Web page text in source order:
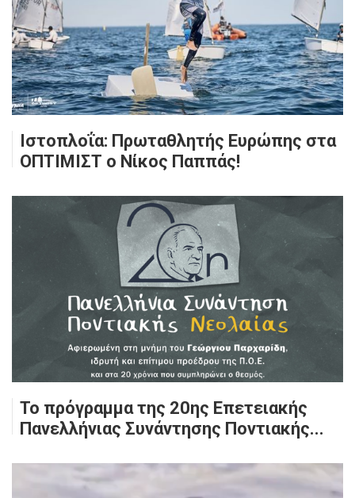
Ιστοπλοΐα: Πρωταθλητής Ευρώπης στα
ΟΠΤΙΜΙΣΤ ο Νίκος Παππάς!
Το πρόγραμμα της 20ης Επετειακής
Πανελλήνιας Συνάντησης Ποντιακής...